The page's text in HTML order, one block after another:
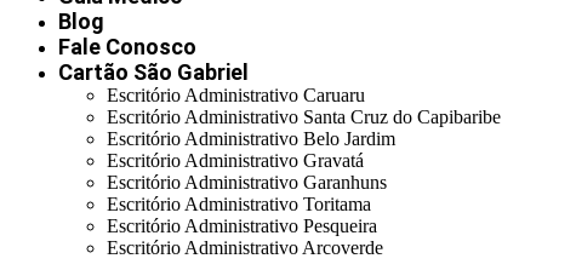
Blog
Fale Conosco
Cartão São Gabriel
Escritório Administrativo Caruaru
Escritório Administrativo Santa Cruz do Capibaribe
Escritório Administrativo Belo Jardim
Escritório Administrativo Gravatá
Escritório Administrativo Garanhuns
Escritório Administrativo Toritama
Escritório Administrativo Pesqueira
Escritório Administrativo Arcoverde